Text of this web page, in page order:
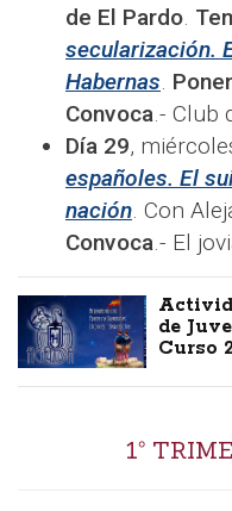
de El Pardo.
secularización.
Habernas.
Convoca.- Club
Día 29,
españoles. El
nación. Con
Convoca.- El
de
Curso
1º